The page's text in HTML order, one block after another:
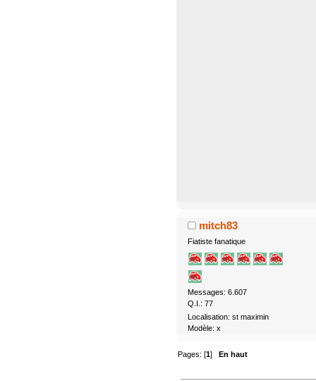
mitch83
Fiatiste fanatique
Messages: 6.607
Q.I.: 77
Localisation: st maximin
Modèle: x
Pages: [1]En haut